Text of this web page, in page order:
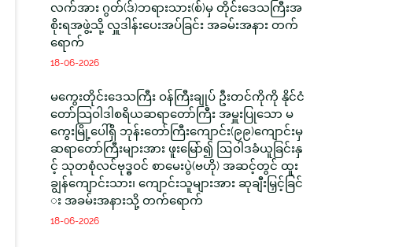
လက်အား ဂွတ်(ဒ်)ဘရားသား(စ်)မှ တိုင်းဒေသကြီးအ
စိုးရအဖွဲ့သို့ လှူဒါန်းပေးအပ်ခြင်း အခမ်းအနား တက်
ရောက်
18-06-2026
မကွေးတိုင်းဒေသကြီး ဝန်ကြီးချုပ် ဦးတင်ကိုကို နိုင်ငံ
တော်သြဝါဒါစရိယဆရာတော်ကြီး အမှူးပြုသော မ
ကွေးမြို့ပေါ်ရှိ ဘုန်းတော်ကြီးကျောင်း(၉၉)ကျောင်းမှ
ဆရာတော်ကြီးများအား ဖူးမြော်၍ ဩဝါဒခံယူခြင်းနှ
င့် သုတစုံလင်ဗုဒ္ဓဝင် စာမေးပွဲ(ဗဟို) အဆင့်တွင် ထူး
ချွန်ကျောင်းသား၊ ကျောင်းသူများအား ဆုချီးမြှင့်ခြင်
း အခမ်းအနားသို့ တက်ရောက်
18-06-2026